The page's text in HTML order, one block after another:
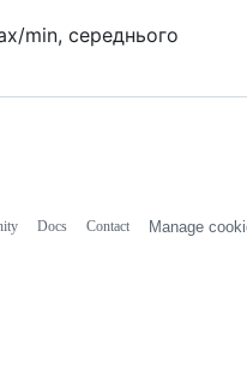
min, середнього
Docs Contact Manage